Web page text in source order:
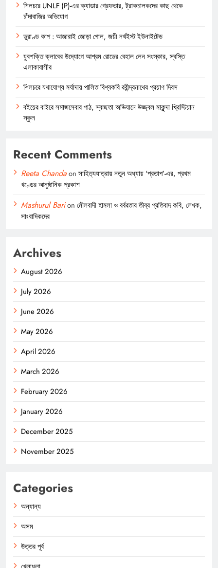
শিলচরে UNLF (P)-এর ক্যাডার গ্রেফতার, ট্রাকচালকদের কাছ থেকে
চাঁদাবাজির অভিযোগ
ডুরাণ্ড কাপ : আজারাই জোড়া গোল, জয়ী নর্থইস্ট ইউনাইটেড
যুবশক্তি ক্লাবের উদ্যোগে আশ্রম রোডের বেহাল লেন সংস্কার, স্বস্তি
এলাকাবাসীর
শিলচরে যথাযোগ্য মর্যাদায় পালিত বিশ্বকবি রবীন্দ্রনাথের প্রয়াণ দিবস
বইয়ের বাইরে সমাজসেবার পাঠ, স্বচ্ছতা অভিযানে উজ্জ্বল মাকুন্দা খ্রিস্টিয়ান
স্কুল
Recent Comments
Reeta Chandaon সাহিত্যযাত্রায় নতুন অধ্যায় ‘প্রতাপ’-এর, প্রথম
খণ্ডের আনুষ্ঠানিক প্রকাশ
Mashurul Barion মৌলবাদী হামলা ও বর্বরতার তীব্র প্রতিবাদ কবি, লেখক,
সাংবাদিকদের
Archives
August 2026
July 2026
June 2026
May 2026
April 2026
March 2026
February 2026
January 2026
December 2025
November 2025
Categories
অন্যান্য
অসম
উত্তর পূর্ব